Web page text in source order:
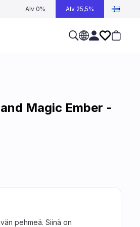
Alv 0% Alv 25,5%
Magic Ember -
pehmeä. Siinä on